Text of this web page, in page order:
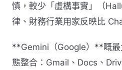
慎，較少「虛構事實」（
律、財務行業用家反映比
**Gemini（Google）**嘅最
態整合：Gmail、Docs、